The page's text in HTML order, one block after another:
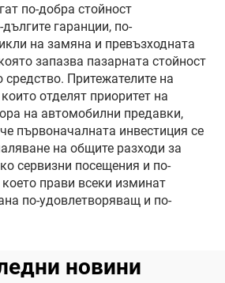
по-добра стойност
гаранции, по-
на замяна и превъзходната
запазва пазарната стойност
Притежателите на
отделят приоритет на
на автомобилни предавки,
първоначалната инвестиция се
на общите разходи за
сервизни посещения и по-
прави всеки изминат
по-удовлетворяващ и по-
новини